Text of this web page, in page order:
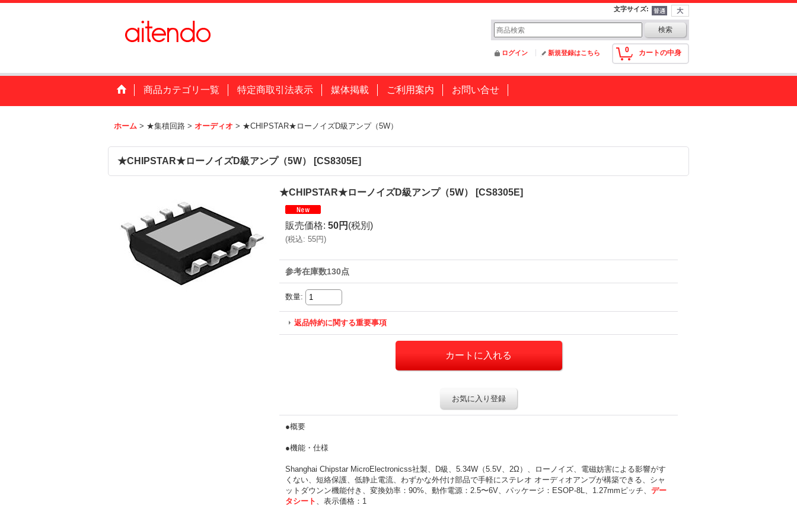
文字サイズ:
0 カートの中身
ログイン 新規登録はこちら
商品カテゴリ一覧 特定商取引法表示 媒体掲載 ご利用案内 お問い合せ
ホーム > ★集積回路 > オーディオ > ★CHIPSTAR★ローノイズD級アンプ（5W）
★CHIPSTAR★ローノイズD級アンプ（5W） [CS8305E]
★CHIPSTAR★ローノイズD級アンプ（5W） [CS8305E]
販売価格: 50円 (税別)
(税込: 55円)
参考在庫数130点
数量:
返品特約に関する重要事項
お気に入り登録
●概要
●機能・仕様
Shanghai Chipstar MicroElectronicss社製、D級、5.34W（5.5V、2Ω）、ローノイズ、電磁妨害による影響がす
くない、短絡保護、低静止電流、わずかな外付け部品で手軽にステレオ オーディオアンプが構築できる、シャ
ットダウンン機能付き、変換効率：90%、動作電源：2.5〜6V、パッケージ：ESOP-8L、1.27mmピッチ、 デー
タシート 、表示価格：1